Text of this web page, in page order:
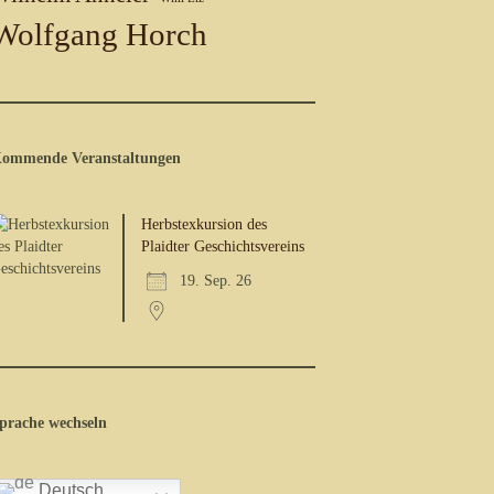
Horch
Veranstaltungen
Herbstexkursion des
Plaidter Geschichtsvereins
19. Sep. 26
wechseln